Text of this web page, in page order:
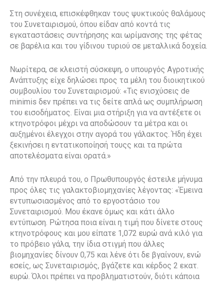
Στη συνέχεια, επισκέφθηκαν τους ψυκτικούς θαλάμους
του Συνεταιρισμού, όπου είδαν από κοντά τις
εγκαταστάσεις συντήρησης και ωρίμανσης της φέτας
σε βαρέλια και του γίδινου τυριού σε μεταλλικά δοχεία.
Νωρίτερα, σε κλειστή σύσκεψη, ο υπουργός Αγροτικής
Ανάπτυξης είχε δηλώσει προς τα μέλη του διοικητικού
συμβουλίου του Συνεταιρισμού: «Τις ενισχύσεις de
minimis δεν πρέπει να τις δείτε απλά ως συμπλήρωση
του εισοδήματος. Είναι μια στήριξη για να αντέξετε οι
κτηνοτρόφοι μέχρι να αποδώσουν τα μέτρα και οι
αυξημένοι έλεγχοι στην αγορά του γάλακτος. Ήδη έχει
ξεκινήσει η εντατικοποίησή τουςς και τα πρώτα
αποτελέσματα είναι ορατά.»
Από την πλευρά του, ο Πρωθυπουργός έστειλε μήνυμα
προς όλες τις γαλακτοβιομηχανίες λέγοντας: «Έμεινα
εντυπωσιασμένος από το εργοστάσιο του
Συνεταιρισμού. Μου έκανε όμως και κάτι άλλο
εντύπωση. Ρώτησα ποια είναι η τιμή που δίνετε στους
κτηνοτρόφους και μου είπατε 1,072 ευρώ ανά κιλό για
το πρόβειο γάλα, την ίδια στιγμή που άλλες
βιομηχανίες δίνουν 0,75 και λένε ότι δε βγαίνουν, ενώ
εσείς, ως Συνεταιρισμός, βγάζετε και κέρδος 2 εκατ.
ευρώ. Όλοι πρέπει να προβληματιστούν, διότι κάποια